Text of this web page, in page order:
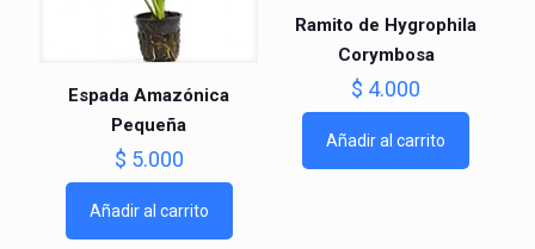
Espada Amazónica
Pequeña
$ 5.000
Añadir al carrito
Ramito de Hygrophila
Corymbosa
$ 4.000
Añadir al carrito